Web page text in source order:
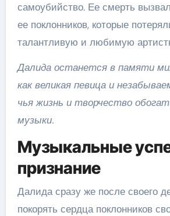
самоубийство. Ее смерть
ее поклонников, которые
талантливую и любимую
Далида останется в памяти
как великая певица и
чья жизнь и творчество
музыки.
Музыкальные
признание
Далида сразу же после своего
покорять сердца поклонников